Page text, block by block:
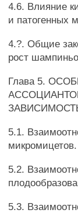
4.6. Влияние
и патогенных
4.?. Общие
рост
Глава 5.
5.1.
микромицетов.
5.2.
5.3.